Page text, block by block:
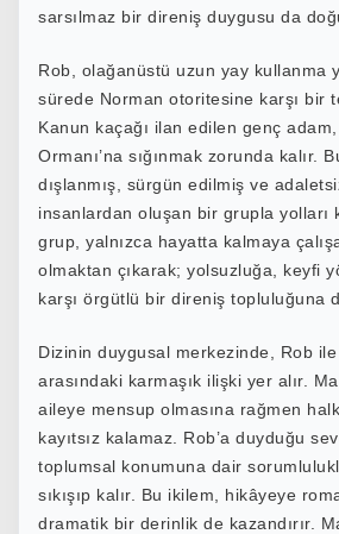
sarsılmaz bir direniş duygusu da
Rob, olağanüstü uzun yay kullanma
sürede Norman otoritesine karşı bir
Kanun kaçağı ilan edilen genç
Ormanı’na sığınmak zorunda kalır.
dışlanmış, sürgün edilmiş ve
insanlardan oluşan bir grupla yolları
grup, yalnızca hayatta kalmaya
olmaktan çıkarak; yolsuzluğa, keyfi
karşı örgütlü bir direniş topluluğuna
Dizinin duygusal merkezinde, Rob
arasındaki karmaşık ilişki yer alır.
aileye mensup olmasına rağmen
kayıtsız kalamaz. Rob’a duyduğu
toplumsal konumuna dair
sıkışıp kalır. Bu ikilem, hikâyeye
dramatik bir derinlik de kazandırır.